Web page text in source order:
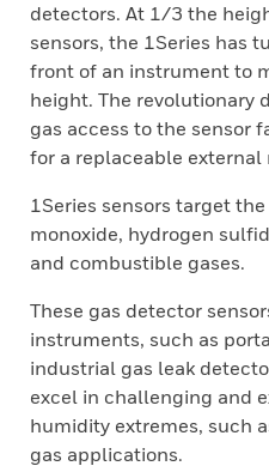
detectors. At 1/3 the
sensors, the 1Series has
front of an instrument to
height. The revolutionary
gas access to the sensor
for a replaceable external
1Series sensors target
monoxide, hydrogen
and combustible gases.
These gas detector
instruments, such as
industrial gas leak
excel in challenging and
humidity extremes, such
gas applications.